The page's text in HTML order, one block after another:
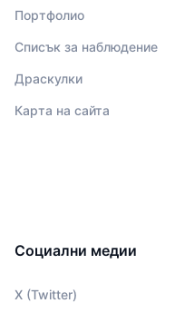
Портфолио
Списък за наблюдение
Драскулки
Карта на сайта
Социални медии
X (Twitter)